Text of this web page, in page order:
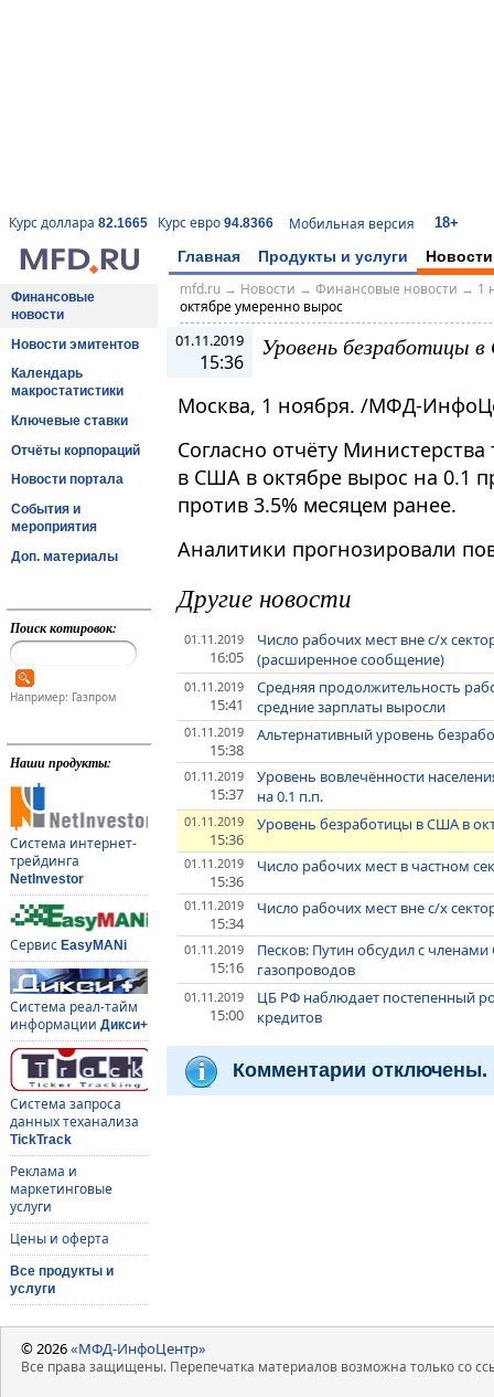
Курс доллара 82.1665 Курс евро 94.8366 Мобильная версия 18+
Главная Продукты и услуги Новости
Финансовые
новости
Новости эмитентов
Календарь
макростатистики
Ключевые ставки
Отчёты корпораций
Новости портала
События и
мероприятия
Доп. материалы
Поиск котировок:
Например: Газпром
Наши продукты:
Система интернет-
трейдинга
NetInvestor
Сервис EasyMANi
Система реал-тайм
информации Дикси+
Система запроса
данных теханализа
TickTrack
Реклама и
маркетинговые
услуги
Цены и оферта
Все продукты и
услуги
mfd.ru→ Новости → Финансовые новости → 1
октябре умеренно вырос
01.11.2019
15:36
Уровень безработицы
Москва, 1 ноября. /МФД-
Согласно отчёту
в США в октябре вырос на 0.1
против 3.5% месяцем ранее.
Аналитики прогнозировали
Другие новости
01.11.2019
16:05
Число рабочих мест вне с/х
(расширенное сообщение)
01.11.2019
15:41
Средняя продолжительность
средние зарплаты выросли
01.11.2019
15:38
Альтернативный уровень
01.11.2019
15:37
Уровень вовлечённости
на 0.1 п.п.
01.11.2019
15:36
Уровень безработицы в США в
01.11.2019
15:36
Число рабочих мест в частном
01.11.2019
15:34
Число рабочих мест вне с/х
01.11.2019
15:16
Песков: Путин обсудил с
газопроводов
01.11.2019
15:00
ЦБ РФ наблюдает постепенный
кредитов
Комментарии отключены.
© 2026«МФД-ИнфоЦентр»
Все права защищены. Перепечатка материалов возможна только со